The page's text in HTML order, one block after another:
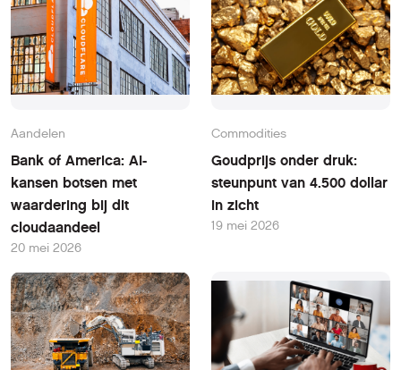
Aandelen
Bank of America: AI-
kansen botsen met
waardering bij dit
cloudaandeel
20 mei 2026
Commodities
Goudprijs onder druk:
steunpunt van 4.500 dollar
in zicht
19 mei 2026